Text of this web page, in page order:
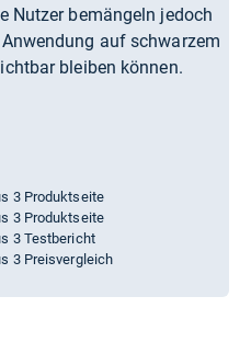
Nutzer bemängeln jedoch
auf schwarzem
bleiben können.
3 Produktseite
3 Produktseite
3 Testbericht
3 Preisvergleich